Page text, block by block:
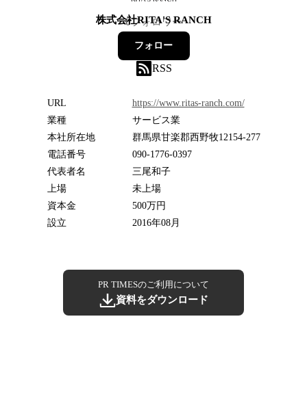
株式会社RITA'S RANCH
0フォロワー
フォロー
RSS
URL
https://www.ritas-ranch.com/
業種
サービス業
本社所在地
群馬県甘楽郡西野牧12154-277
電話番号
090-1776-0397
代表者名
三尾和子
上場
未上場
資本金
500万円
設立
2016年08月
PR TIMESのご利用について
資料をダウンロード